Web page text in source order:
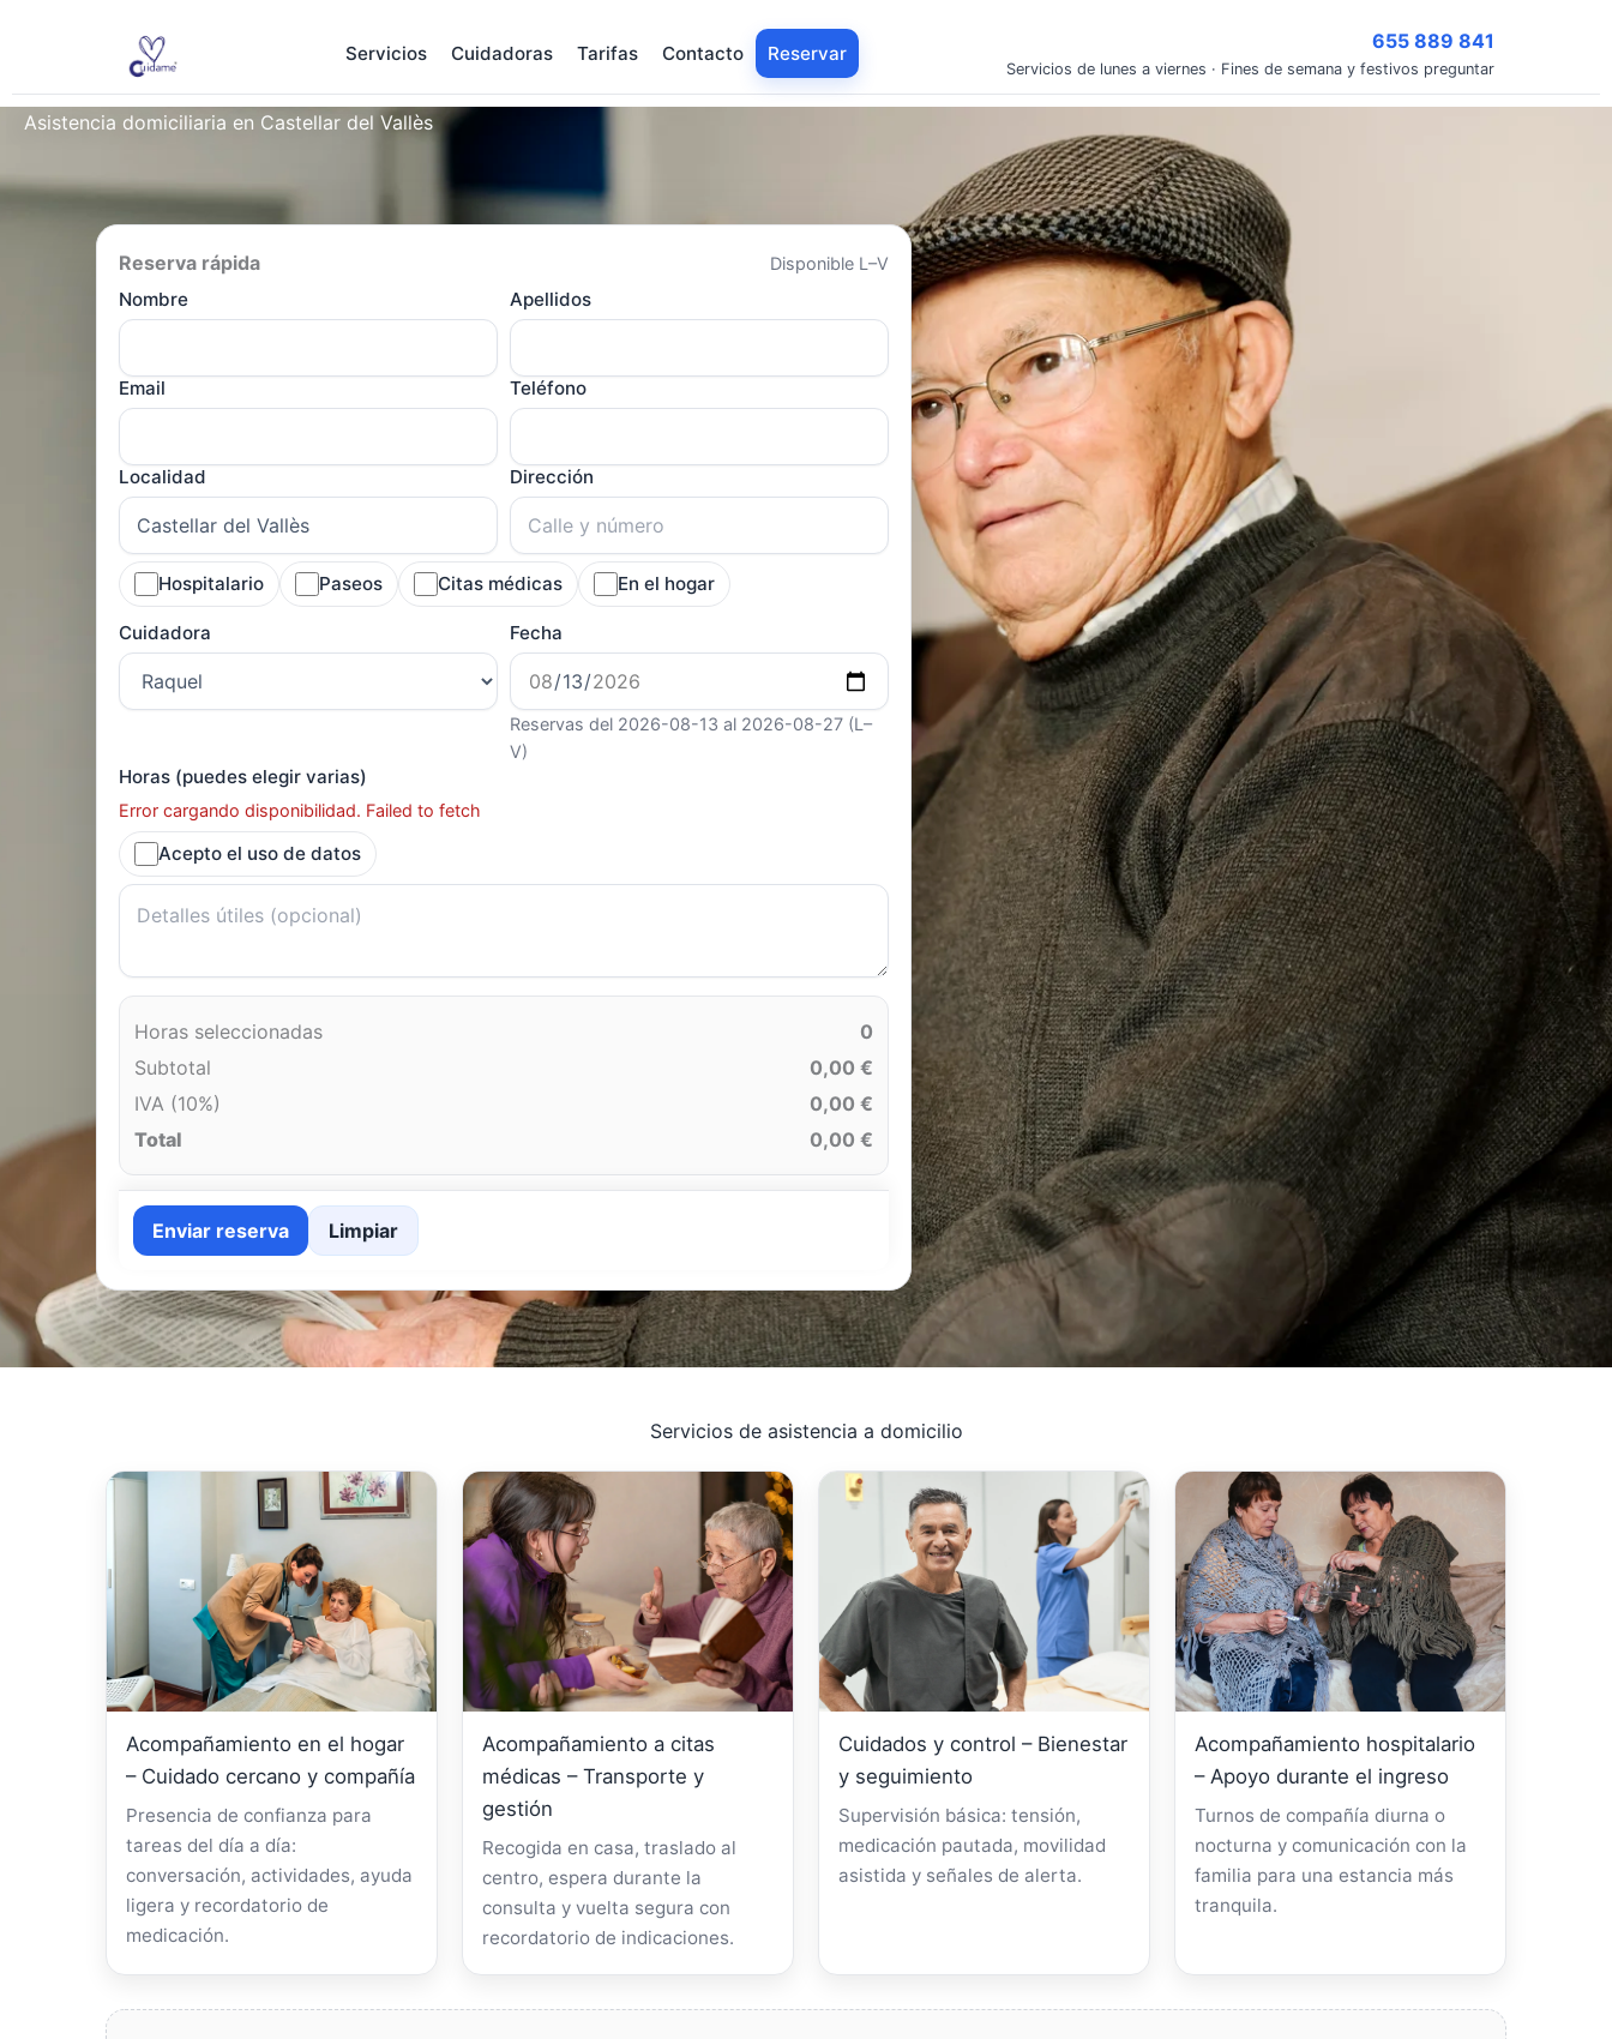
Servicios Cuidadoras Tarifas Contacto Reservar
655 889 841
Servicios de lunes a viernes · Fines de semana y festivos preguntar
Asistencia domiciliaria en Castellar del Vallès
Reserva rápida Disponible L–V
Nombre Apellidos
Email Teléfono
Localidad Dirección
Hospitalario Paseos Citas médicas En el hogar
Cuidadora Fecha
Reservas del 2026-08-13 al 2026-08-27 (L–
V)
Horas (puedes elegir varias)
Error cargando disponibilidad. Failed to fetch
Acepto el uso de datos
Horas seleccionadas
0
Subtotal
0,00 €
IVA (10%)
0,00 €
Total
0,00 €
Enviar reserva Limpiar
Servicios de asistencia a domicilio
Acompañamiento en el hogar
– Cuidado cercano y compañía
Presencia de confianza para
tareas del día a día:
conversación, actividades, ayuda
ligera y recordatorio de
medicación.
Acompañamiento a citas
médicas – Transporte y
gestión
Recogida en casa, traslado al
centro, espera durante la
consulta y vuelta segura con
recordatorio de indicaciones.
Cuidados y control – Bienestar
y seguimiento
Supervisión básica: tensión,
medicación pautada, movilidad
asistida y señales de alerta.
Acompañamiento hospitalario
– Apoyo durante el ingreso
Turnos de compañía diurna o
nocturna y comunicación con la
familia para una estancia más
tranquila.